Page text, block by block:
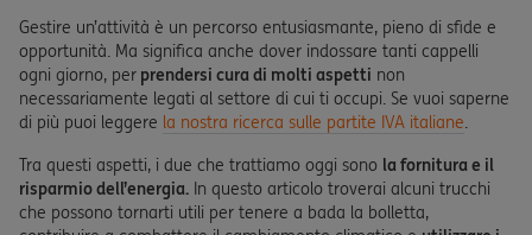
Gestire un’attività è un percorso entusiasmante, pieno di sfide e
opportunità. Ma significa anche dover indossare tanti cappelli
ogni giorno, per prendersi cura di molti aspetti non
necessariamente legati al settore di cui ti occupi. Se vuoi saperne
di più puoi leggere la nostra ricerca sulle partite IVA italiane.
Tra questi aspetti, i due che trattiamo oggi sono la fornitura e il
risparmio dell’energia. In questo articolo troverai alcuni trucchi
che possono tornarti utili per tenere a bada la bolletta,